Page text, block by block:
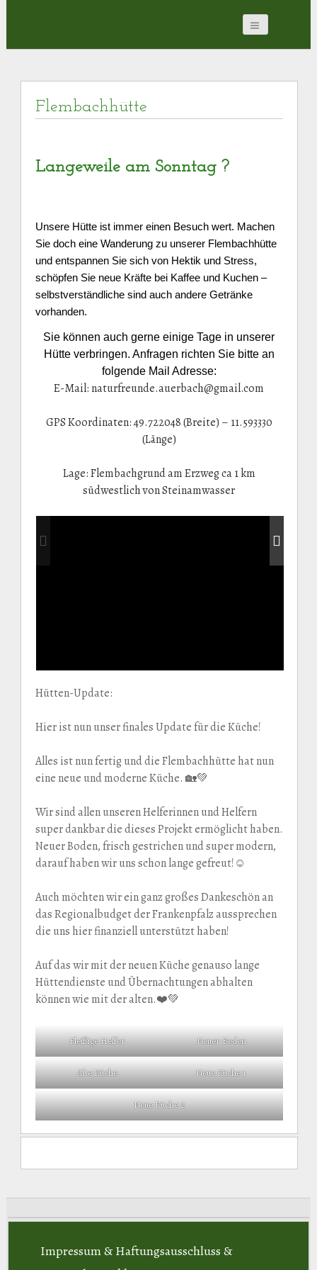
Flembachhütte
Langeweile am Sonntag ?
UnsereHütte ist immer einen Besuch wert. Machen
Sie doch eine Wanderung zu unserer Flembachhütte
und entspannen Sie sich von Hektik und Stress,
schöpfen Sie neue Kräfte bei Kaffee und Kuchen –
selbstverständliche sind auch andere Getränke
vorhanden.
Sie können auch gerne einige Tage in unserer
Hütte verbringen. Anfragen richten Sie bitte an
folgende Mail Adresse:
E-Mail: naturfreunde.auerbach@gmail.com
GPS Koordinaten: 49.722048 (Breite) – 11.593330
(Länge)
Lage: Flembachgrund am Erzweg ca 1 km
südwestlich von Steinamwasser
Hütten-Update:
Hier ist nun unser finales Update für die Küche!
Alles ist nun fertig und die Flembachhütte hat nun
eine neue und moderne Küche. 🏡💚
Wir sind allen unseren Helferinnen und Helfern
super dankbar die dieses Projekt ermöglicht haben.
Neuer Boden, frisch gestrichen und super modern,
darauf haben wir uns schon lange gefreut!☺️
Auch möchten wir ein ganz großes Dankeschön an
das Regionalbudget der Frankenpfalz aussprechen
die uns hier finanziell unterstützt haben!
Auf das wir mit der neuen Küche genauso lange
Hüttendienste und Übernachtungen abhalten
können wie mit der alten.❤️💚
Fleißige Helfer Neuer Boden
Alte Küche Neue Küche 1
Neue Küche 2
Impressum & Haftungsausschluss &